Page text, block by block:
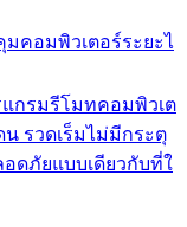
มคอมพิวเตอร์ระยะไ
แกรมรีโมทคอมพิวเต
รวดเร็มไม่มีกระตุ
ดภัยแบบเดียวกับที่ใ